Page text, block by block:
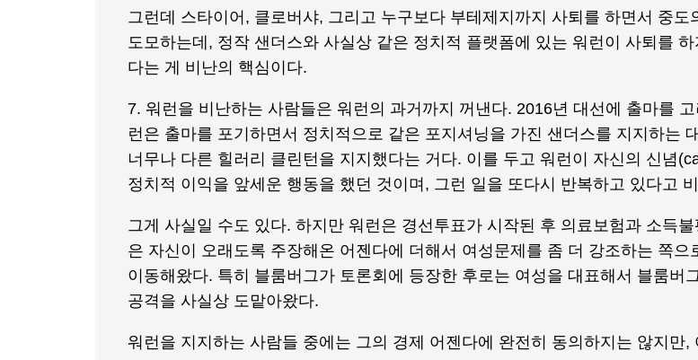
그런데 스타이어, 클로버샤, 그리고 누구보다 부테제지까지 사퇴를 하면서 중도
도모하는데, 정작 샌더스와 사실상 같은 정치적 플랫폼에 있는 워런이 사퇴를 하
다는 게 비난의 핵심이다.
7. 워런을 비난하는 사람들은 워런의 과거까지 꺼낸다. 2016년 대선에 출마를 고
런은 출마를 포기하면서 정치적으로 같은 포지셔닝을 가진 샌더스를 지지하는
너무나 다른 힐러리 클린턴을 지지했다는 거다. 이를 두고 워런이 자신의 신념
정치적 이익을 앞세운 행동을 했던 것이며, 그런 일을 또다시 반복하고 있다고
그게 사실일 수도 있다. 하지만 워런은 경선투표가 시작된 후 의료보험과 소득
은 자신이 오래도록 주장해온 어젠다에 더해서 여성문제를 좀 더 강조하는 쪽으
이동해왔다. 특히 블룸버그가 토론회에 등장한 후로는 여성을 대표해서 블룸버
공격을 사실상 도맡아왔다.
워런을 지지하는 사람들 중에는 그의 경제 어젠다에 완전히 동의하지는 않지만,